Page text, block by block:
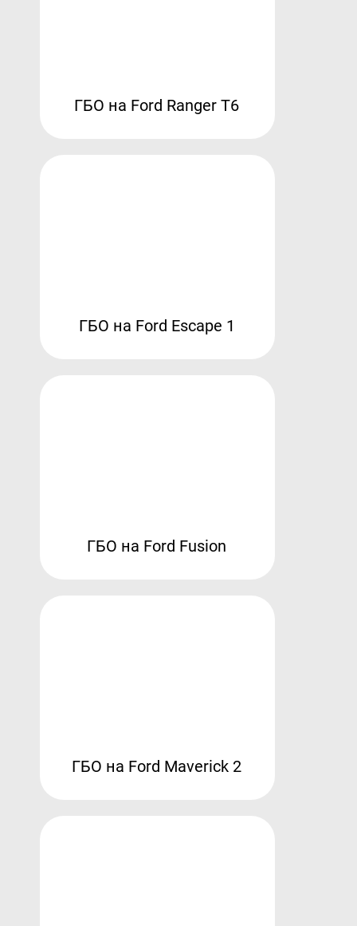
ГБО на Ford Ranger T6
ГБО на Ford Escape 1
ГБО на Ford Fusion
ГБО на Ford Maverick 2